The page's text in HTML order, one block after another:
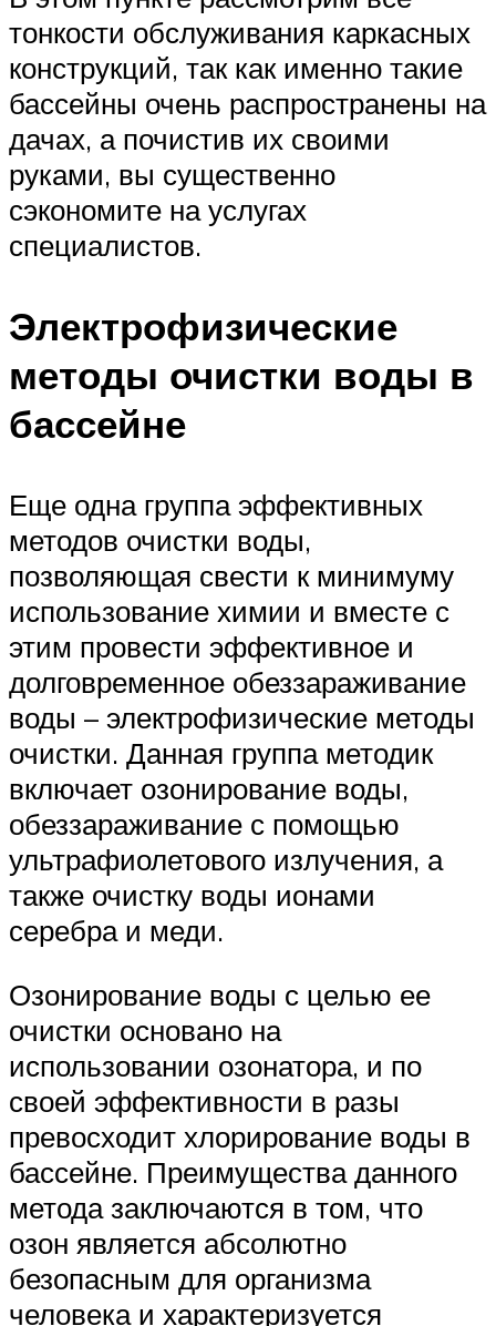
тонкости обслуживания каркасных
конструкций, так как именно такие
бассейны очень распространены на
дачах, а почистив их своими
руками, вы существенно
сэкономите на услугах
специалистов.
Электрофизические
методы очистки воды в
бассейне
Еще одна группа эффективных
методов очистки воды,
позволяющая свести к минимуму
использование химии и вместе с
этим провести эффективное и
долговременное обеззараживание
воды – электрофизические методы
очистки. Данная группа методик
включает озонирование воды,
обеззараживание с помощью
ультрафиолетового излучения, а
также очистку воды ионами
серебра и меди.
Озонирование воды с целью ее
очистки основано на
использовании озонатора, и по
своей эффективности в разы
превосходит хлорирование воды в
бассейне. Преимущества данного
метода заключаются в том, что
озон является абсолютно
безопасным для организма
человека и характеризуется